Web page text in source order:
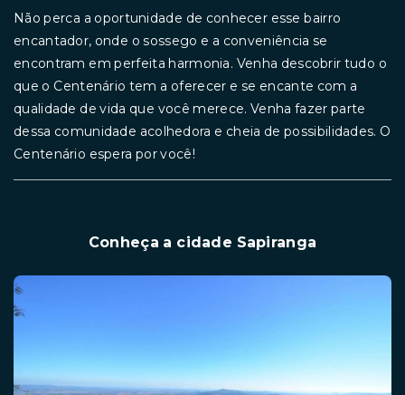
Não perca a oportunidade de conhecer esse bairro
encantador, onde o sossego e a conveniência se
encontram em perfeita harmonia. Venha descobrir tudo o
que o Centenário tem a oferecer e se encante com a
qualidade de vida que você merece. Venha fazer parte
dessa comunidade acolhedora e cheia de possibilidades. O
Centenário espera por você!
Conheça a cidade Sapiranga